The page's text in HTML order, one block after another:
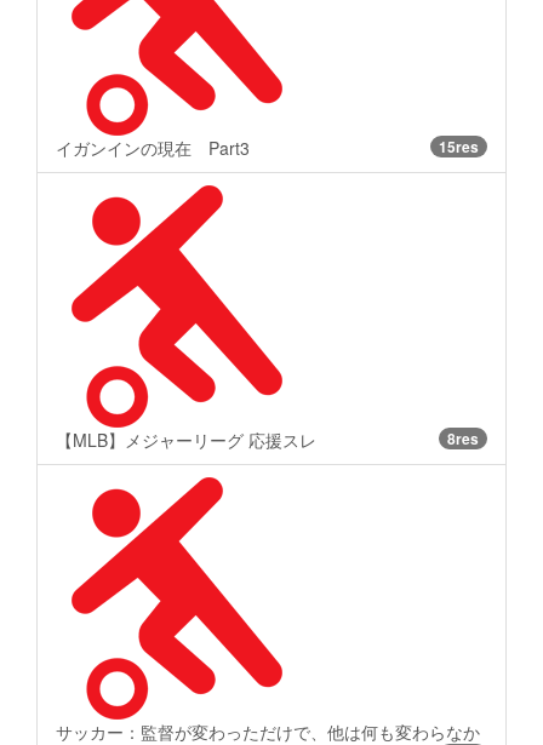
イガンインの現在 Part3 15res
【MLB】メジャーリーグ 応援スレ 8res
サッカー：監督が変わっただけで、他は何も変わらなか